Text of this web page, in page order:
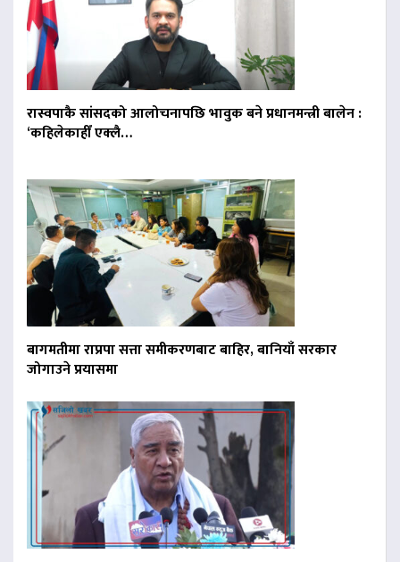
रास्वपाकै सांसदको आलोचनापछि भावुक बने प्रधानमन्त्री बालेन :
‘कहिलेकाहीँ एक्लै…
बागमतीमा राप्रपा सत्ता समीकरणबाट बाहिर, बानियाँ सरकार
जोगाउने प्रयासमा